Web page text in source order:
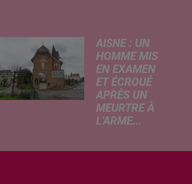
AISNE : UN
HOMME MIS
EN EXAMEN
ET ÉCROUÉ
APRÈS UN
MEURTRE À
L'ARME...